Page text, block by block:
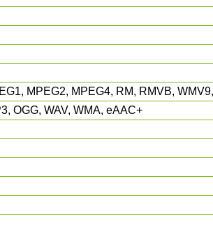
MPEG2, MPEG4, RM, RMVB,
OGG, WAV, WMA, eAAC+